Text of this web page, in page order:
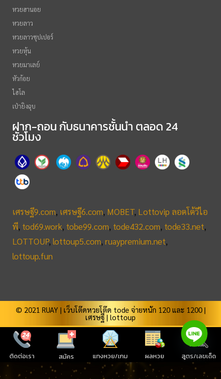
หวยฮานอย
หวยลาว
หวยลาวซุปเปอร์
หวยหุ้น
หวยมาเลย์
หัวก้อย
ไฮโล
เป่ายิงฉุบ
ฝาก-ถอน กับธนาคารชั้นนำ ตลอด 24
ชั่วโมง
เศรษฐี9.com, เศรษฐี6.com, MOBET, Lottovip ลอตโต้วีไอ
พี, tod69.work, tobe99.com, tode432.com, tode33.net,
LOTTOUP, lottoup5.com, ruaypremium.net,
lottoup.fun
© 2021 RUAY | เว็บโต๊ดหวยโต๊ด tode จ่ายหนัก 120 และ 1200|
เศรษฐี | lottoup
ติดต่อเรา สมัคร แทงหวย/เกม ผลหวย สูตร/เลขเด็ด